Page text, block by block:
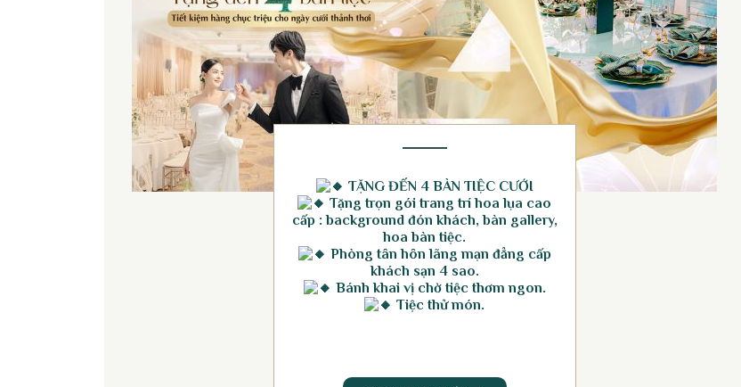
TẶNG ĐẾN 4 BÀN TIỆC CƯỚI
Tặng trọn gói trang trí hoa lụa cao
cấp : background đón khách, bàn gallery,
hoa bàn tiệc.
Phòng tân hôn lãng mạn đẳng cấp
khách sạn 4 sao.
Bánh khai vị chờ tiệc thơm ngon.
Tiệc thử món.